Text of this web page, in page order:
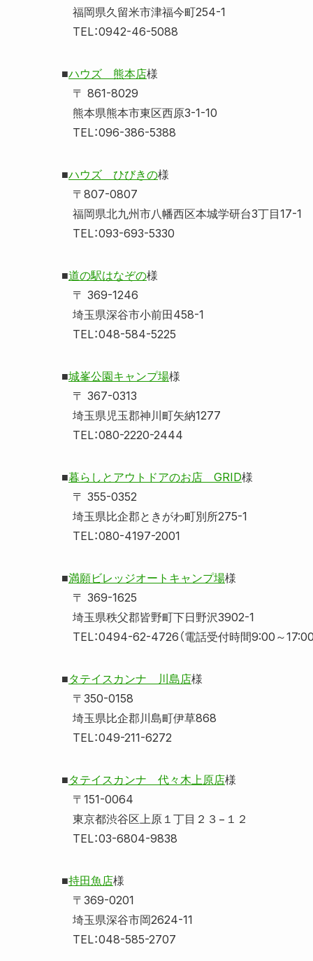
福岡県久留米市津福今町254-1
TEL：0942-46-5088
■ハウズ 熊本店様
〒 861-8029
熊本県熊本市東区西原3-1-10
TEL：096-386-5388
■ハウズ ひびきの様
〒807-0807
福岡県北九州市八幡西区本城学研台3丁目17-1
TEL：093-693-5330
■道の駅はなぞの様
〒 369-1246
埼玉県深谷市小前田458-1
TEL：048-584-5225
■城峯公園キャンプ場様
〒 367-0313
埼玉県児玉郡神川町矢納1277
TEL：080-2220-2444
■暮らしとアウトドアのお店 GRID様
〒 355-0352
埼玉県比企郡ときがわ町別所275-1
TEL：080-4197-2001
■満願ビレッジオートキャンプ場様
〒 369-1625
埼玉県秩父郡皆野町下日野沢3902-1
TEL：0494-62-4726（電話受付時間9:00～17:00
■タテイスカンナ 川島店様
〒350-0158
埼玉県比企郡川島町伊草868
TEL：049-211-6272
■タテイスカンナ 代々木上原店様
〒151-0064
東京都渋谷区上原１丁目２３−１２
TEL：03-6804-9838
■持田魚店様
〒369-0201
埼玉県深谷市岡2624-11
TEL：048-585-2707